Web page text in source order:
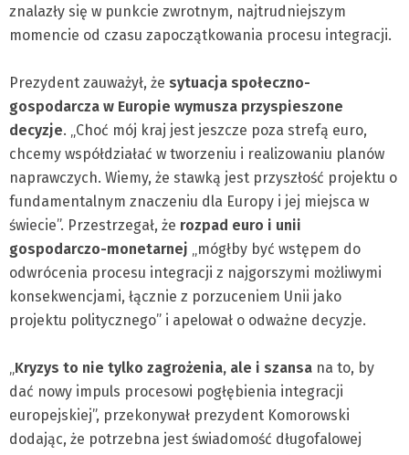
znalazły się w punkcie zwrotnym, najtrudniejszym
momencie od czasu zapoczątkowania procesu integracji.
Prezydent zauważył, że sytuacja społeczno-
gospodarcza w Europie wymusza przyspieszone
decyzje. „Choć mój kraj jest jeszcze poza strefą euro,
chcemy współdziałać w tworzeniu i realizowaniu planów
naprawczych. Wiemy, że stawką jest przyszłość projektu o
fundamentalnym znaczeniu dla Europy i jej miejsca w
świecie”. Przestrzegał, że rozpad euro i unii
gospodarczo-monetarnej „mógłby być wstępem do
odwrócenia procesu integracji z najgorszymi możliwymi
konsekwencjami, łącznie z porzuceniem Unii jako
projektu politycznego” i apelował o odważne decyzje.
„Kryzys to nie tylko zagrożenia, ale i szansa na to, by
dać nowy impuls procesowi pogłębienia integracji
europejskiej”, przekonywał prezydent Komorowski
dodając, że potrzebna jest świadomość długofalowej